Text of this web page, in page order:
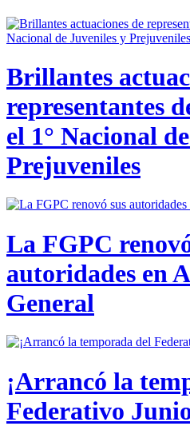
Brillantes
representantes
el 1° Nacional
Prejuveniles
La FGPC
autoridades en
General
¡Arrancó la
Federativo